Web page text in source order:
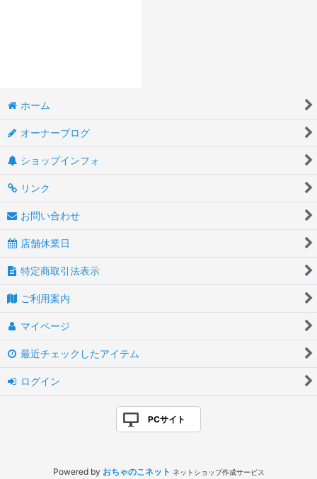
ホーム
オーナーブログ
ショップインフォ
リンク
お問い合わせ
店舗休業日
特定商取引法表示
ご利用案内
マイページ
最近チェックしたアイテム
ログイン
PCサイト
Powered by おちゃのこネット ネットショップ作成サービス